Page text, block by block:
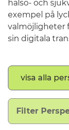
Sverige
hälso- och
exempel på
valmöjligheter
sin digitala
Filtrera
efter
visa alla
Filter